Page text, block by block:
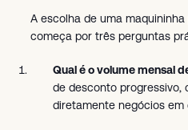
A escolha de uma
começa por três perguntas
Qual é o volume mensal
de desconto progressivo,
diretamente negócios em